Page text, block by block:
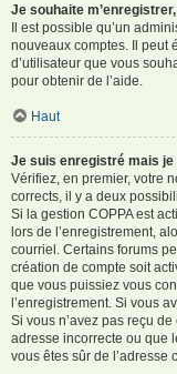
Je souhaite
Il est possible qu’un
nouveaux comptes. Il peut
d’utilisateur que vous
pour obtenir de l’aide.
Haut
Je suis enregistré mais
Vérifiez, en premier, votre
corrects, il y a deux
Si la gestion COPPA est
lors de l’enregistrement,
courriel. Certains forums
création de compte soit
que vous puissiez vous
l’enregistrement. Si vous
Si vous n’avez pas reçu
adresse incorrecte ou que
vous êtes sûr de l’adresse